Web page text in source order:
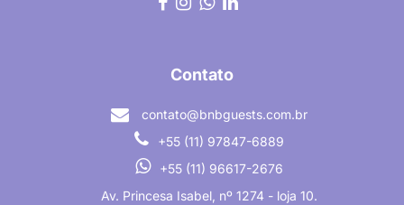
Contato
contato@bnbguests.com.br
+55 (11) 97847-6889
+55 (11) 96617-2676
Av. Princesa Isabel, nº 1274 - loja 10.